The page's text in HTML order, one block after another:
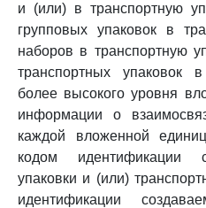
и (или) в транспортную
групповых упаковок в
наборов в транспортную
транспортных упаковок
более высокого уровня
информации о
каждой вложенной
кодом идентификации
упаковки и (или)
идентификации